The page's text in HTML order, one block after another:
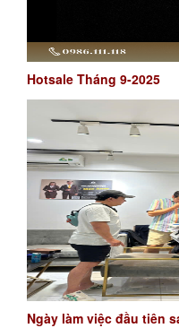
Hotsale Tháng 9-2025
Ngày làm việc đầu tiên